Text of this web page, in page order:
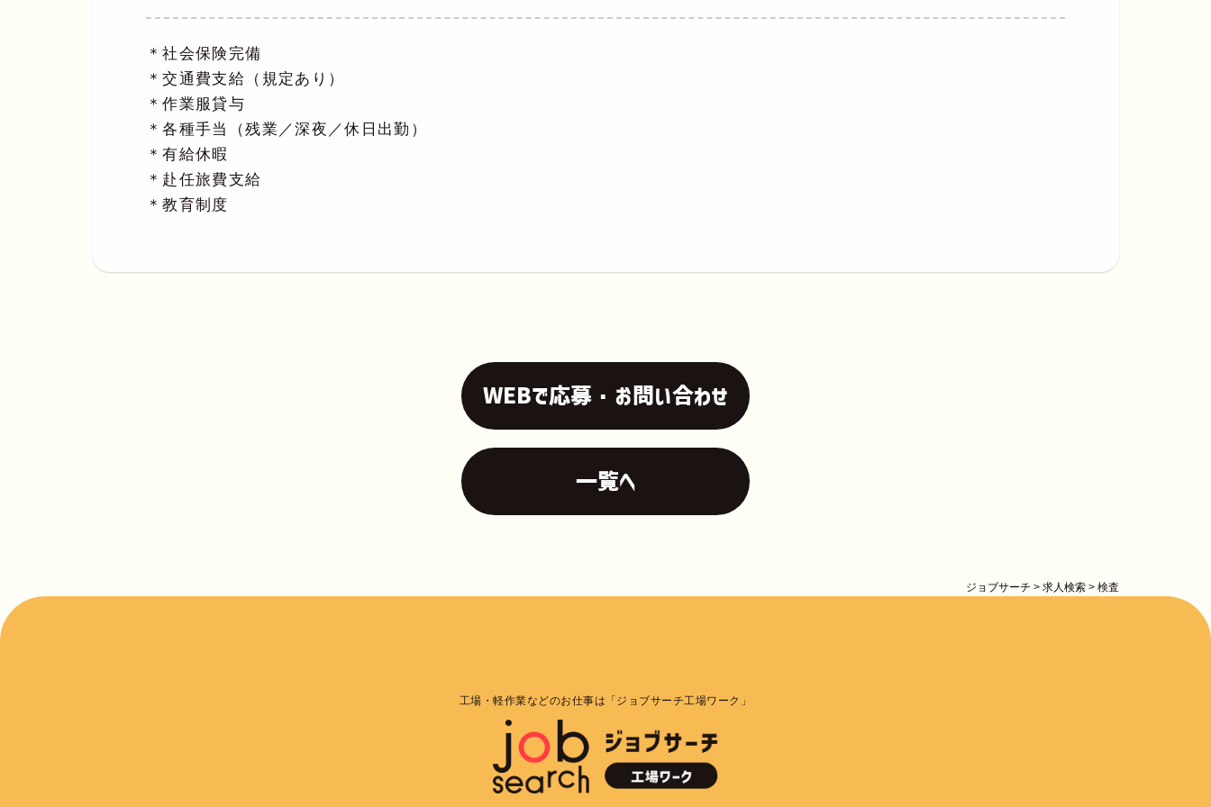
＊社会保険完備
＊交通費支給（規定あり）
＊作業服貸与
＊各種手当（残業／深夜／休日出勤）
＊有給休暇
＊赴任旅費支給
＊教育制度
WEBで応募・お問い合わせ
一覧へ
ジョブサーチ > 求人検索 > 検査
工場・軽作業などのお仕事は「ジョブサーチ工場ワーク」